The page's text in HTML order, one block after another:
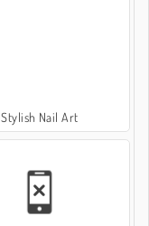
Stylish Nail Art